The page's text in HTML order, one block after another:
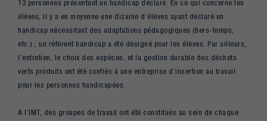
13 personnes présentant un handicap déclaré. En ce qui concerne les
élèves, il y a en moyenne une dizaine d’élèves ayant déclaré un
handicap nécessitant des adaptations pédagogiques (tiers-temps,
etc.) ; un référent handicap a été désigné pour les élèves. Par ailleurs,
l’entretien, le choix des espèces, et la gestion durable des déchets
verts produits ont été confiés à une entreprise d’insertion au travail
pour les personnes handicapées.
A l’IMT, des groupes de travail ont été constitués au sein de chaque